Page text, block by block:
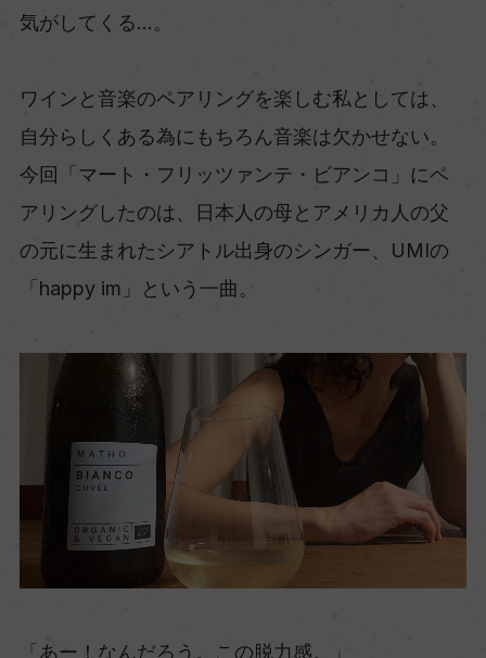
気がしてくる…。
ワインと音楽のペアリングを楽しむ私としては、
自分らしくある為にもちろん音楽は欠かせない。
今回「マート・フリッツァンテ・ビアンコ」にペ
アリングしたのは、日本人の母とアメリカ人の父
の元に生まれたシアトル出身のシンガー、UMIの
「happy im」という一曲。
「あー！なんだろう。この脱力感。」